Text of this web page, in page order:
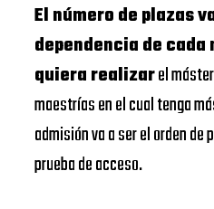
El número de plazas
dependencia de cada
quiera realizarel
maestrías en el cual tenga
admisión va a ser el orden
prueba de acceso.